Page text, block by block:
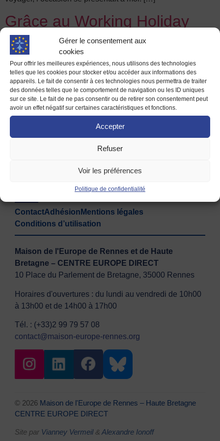
Gérer le consentement aux
cookies
Pour offrir les meilleures expériences, nous utilisons des technologies
telles que les cookies pour stocker et/ou accéder aux informations des
appareils. Le fait de consentir à ces technologies nous permettra de traiter
des données telles que le comportement de navigation ou les ID uniques
sur ce site. Le fait de ne pas consentir ou de retirer son consentement peut
avoir un effet négatif sur certaines caractéristiques et fonctions.
Accepter
Refuser
Voir les préférences
Politique de confidentialité
Grâce au Working Holiday
Visa, Damien est parti en
Australie !
C’est au début de l’été 2015, bien qu’ayant été accepté en
master Achat International, je ne me sentais plus motivé
pour continuer ce cursus. C’est donc après beaucoup
d’interrogations et conforté par les voyages que j’avais déjà
réalisé sur différents continents que je me suis jeté à l’eau.
La prochaine destination serait pour moi l’Australie ! […]
ContactAdhésion Mentions légales
Conditions d’utilisation
Maison de l'Europe de Rennes et de Haute
Bretagne – CENTRE EUROPE DIRECT
10 Place du Parlement de Bretagne, 35000 Rennes
Horaires d'ouvertures : du lundi au vendredi de 10h00
à 13h00 et de 14h00 à 17h00
Tél. : (+33)2 99 79 57 08
contact@maison-europe-rennes.org
© 2026 Maison de l'Europe de Rennes – Haute Bretagne
CENTRE EUROPE DIRECT
Site par Vianney Vermeil& Alexandre Ionoff